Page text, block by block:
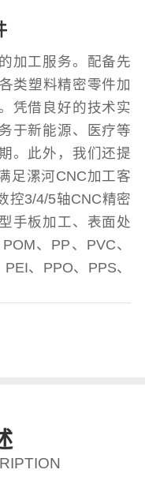
加工服务。配备先
类塑料精密零件加
凭借良好的技术实
于新能源、医疗等
。此外，我们还提
足漯河CNC加工客
控3/4/5轴CNC精密
手板加工、表面处
、PP、PVC、
、PPO、PPS、